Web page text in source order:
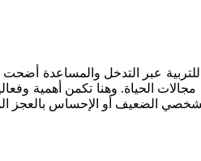
عبر التدخل والمساعدة أضحت
الحياة. وهنا تكمن أهمية
الشخصي الضعيف أو الإحساس بالعجز